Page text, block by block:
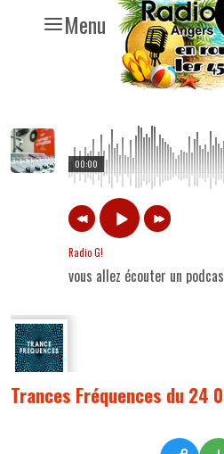
Menu
00:00
Radio G!
vous allez écouter un
Trances Fréquences du 24